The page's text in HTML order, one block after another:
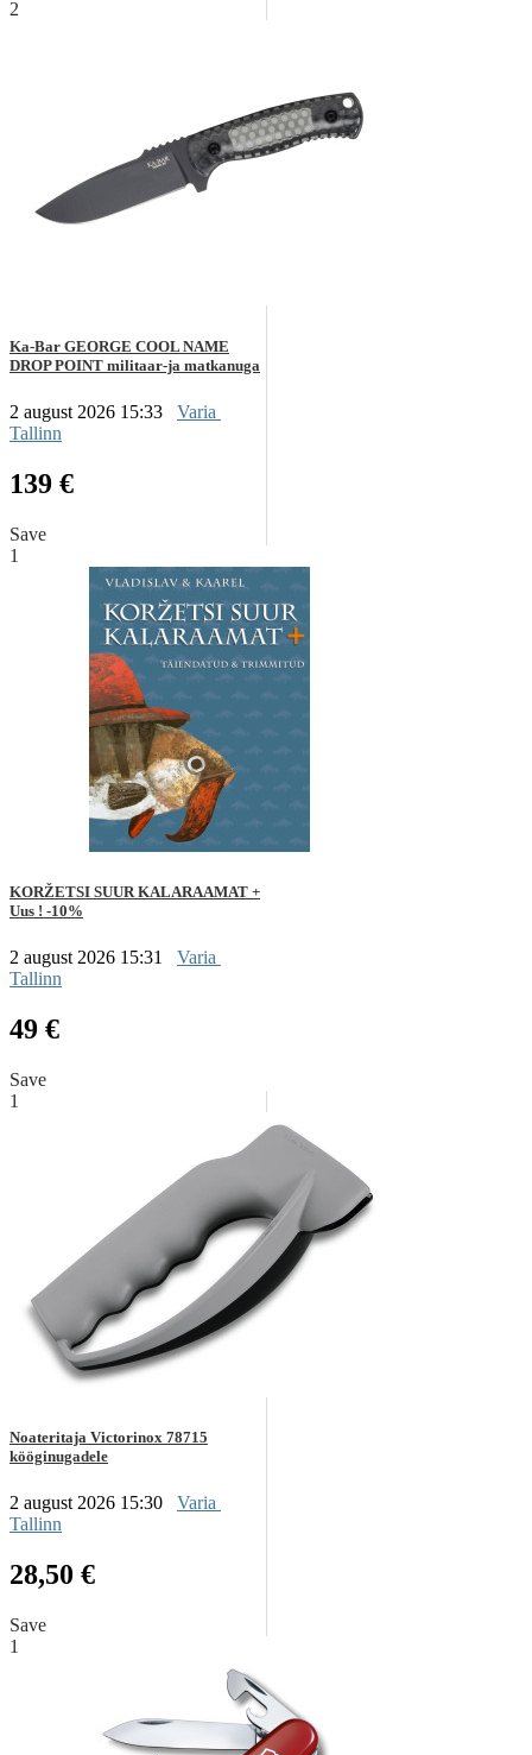
2
Ka-Bar GEORGE COOL NAME
DROP POINT militaar-ja matkanuga
2 august 2026 15:33
Varia
Tallinn
139 €
Save
1
KORŽETSI SUUR KALARAAMAT +
Uus ! -10%
2 august 2026 15:31
Varia
Tallinn
49 €
Save
1
Noateritaja Victorinox 78715
kööginugadele
2 august 2026 15:30
Varia
Tallinn
28,50 €
Save
1